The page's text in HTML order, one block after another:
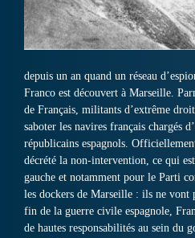
depuis un an quand un réseau
Franco est découvert à Marseille.
de Français, militants d’extrême
saboter les navires français chargés
républicains espagnols.
décrété la non-intervention, ce qui
gauche et notamment pour le Parti
les dockers de Marseille : ils ne vont
fin de la guerre civile espagnole,
de hautes responsabilités au sein du